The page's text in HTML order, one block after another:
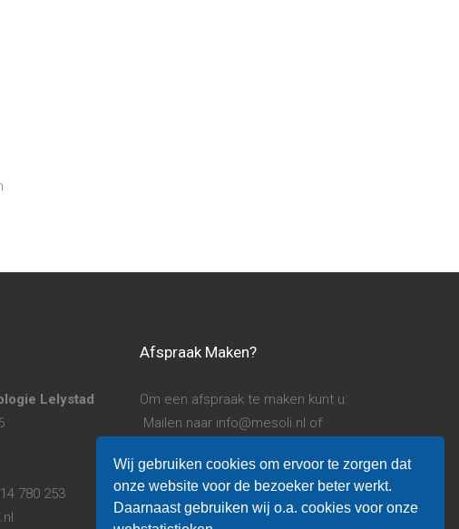
Lelystad
780 253
Afspraak Maken?
Om een afspraak te maken kunt u:
Mailen naar info@mesoli.nl of
Algemene voorwaarden.
Privacy verklaring.
Wij gebruiken cookies om ervoor te zorgen dat
onze website voor de bezoeker beter werkt.
Daarnaast gebruiken wij o.a. cookies voor onze